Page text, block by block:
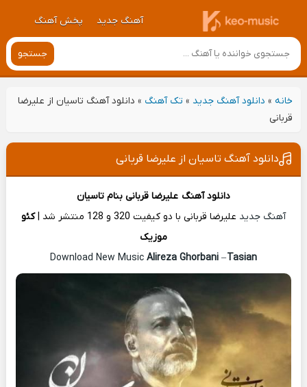
آهنگ جدید پخش آهنگ
جستجو
خانه» دانلود آهنگ جدید » تک آهنگ » دانلود آهنگ تاسیان از علیرضا
قربانی
دانلود آهنگ تاسیان از علیرضا قربانی
دانلود آهنگ علیرضا قربانی بنام تاسیان
آهنگ جدید علیرضا قربانی با دو کیفیت 320 و 128 منتشر شد |
کئو
موزیک
Download New Music
Alireza Ghorbani–Tasian